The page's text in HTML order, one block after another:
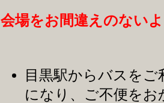
会場をお間違えのない
目黒駅からバスを
になり、ご不便を